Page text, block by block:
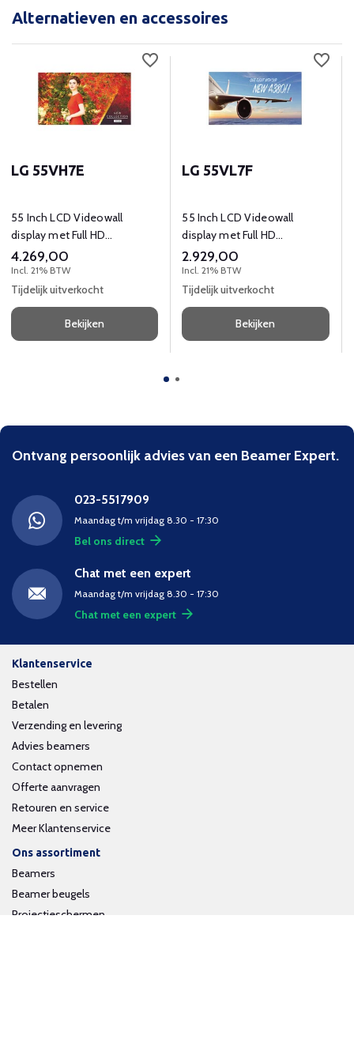
Alternatieven en accessoires
LG 55VH7E
55 Inch LCD Videowall
display met Full HD
(1920x1080) resolutie
4.269,00
Incl. 21% BTW
Tijdelijk uitverkocht
Bekijken
LG 55VL7F
55 Inch LCD Videowall
display met Full HD
(1920x1080) resolutie
2.929,00
Incl. 21% BTW
Tijdelijk uitverkocht
Bekijken
Ontvang persoonlijk advies van een Beamer Expert.
023-5517909
Maandag t/m vrijdag 8.30 - 17:30
Bel ons direct
Chat met een expert
Maandag t/m vrijdag 8.30 - 17:30
Chat met een expert
Klantenservice
Bestellen
Betalen
Verzending en levering
Advies beamers
Contact opnemen
Offerte aanvragen
Retouren en service
Meer Klantenservice
Ons assortiment
Beamers
Beamer beugels
Projectieschermen